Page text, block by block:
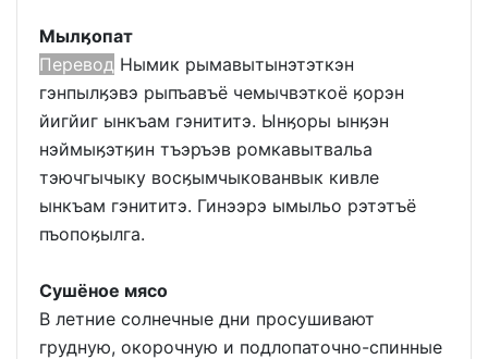
Мылӄопат
Перевод Нымик рымавытынэтэткэн
гэнпылӄэвэ рыпъавъё чемычвэткоё ӄорэн
йигйиг ынкъам гэнититэ. Ынӄоры ынӄэн
нэймыӄэтӄин тъэръэв ромкавытвальа
тэючгычыку восӄымчыкованвык кивле
ынкъам гэнититэ. Гинээрэ ымыльо рэтэтъё
пъопоӄылга.
Сушёное мясо
В летние солнечные дни просушивают
грудную, окорочную и подлопаточно-спинные